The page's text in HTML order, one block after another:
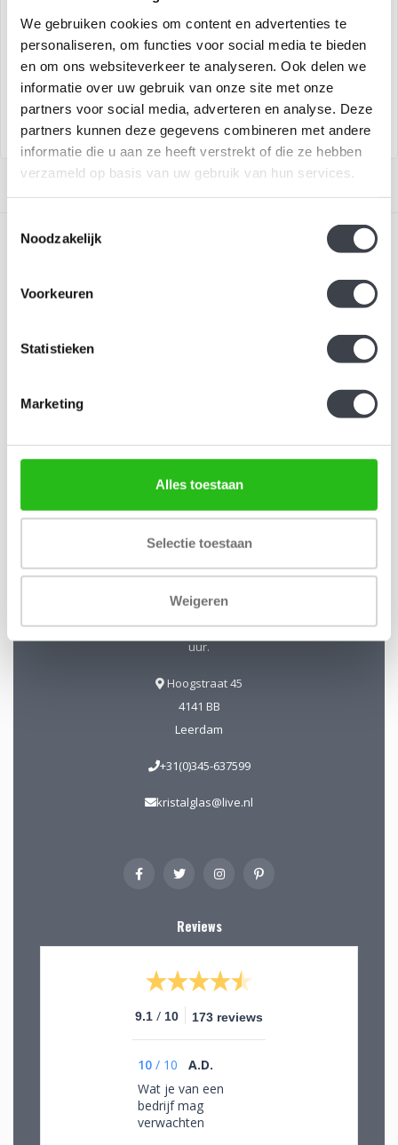
We gebruiken cookies om content en advertenties te
personaliseren, om functies voor social media te bieden
en om ons websiteverkeer te analyseren. Ook delen we
informatie over uw gebruik van onze site met onze
partners voor social media, adverteren en analyse. Deze
partners kunnen deze gegevens combineren met andere
informatie die u aan ze heeft verstrekt of die ze hebben
verzameld op basis van uw gebruik van hun services.
Noodzakelijk
Voorkeuren
Statistieken
Marketing
Alles toestaan
Selectie toestaan
Weigeren
€209,00
Exclusieve glaskunst
‘Regenboogdruppel’ van
Patrick de Keijz..
€169,00 €149,00
Vrolijk en kleurrijk kristallen
kunstwerk Happy Dip Green,
o..
Abonneer
Kristal-Glas Leerdam
Leerdamse Glaskunst en Kristal. Daarnaast kunt u ons
bezoeken in onze galerie te Leerdam. U bent van harte
welkom! Geopend: Wo t/m Vrijdag 13-17 uur Zaterdag 10-17
uur.
Hoogstraat 45
4141 BB
Leerdam
+31(0)345-637599
kristalglas@live.nl
Reviews
9.1 / 10 173 reviews
10 / 10
A.D.
Wat je van een
bedrijf mag
verwachten